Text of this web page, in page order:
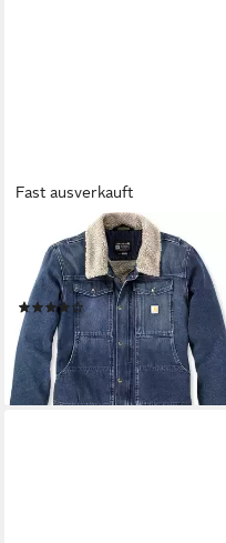
Fast ausverkauft
CARHARTT
Jeansjacke Relaxed Ripstop
106323
(5)
ab 94,19 € UVP 129,99 €
-28%
lieferbar - in 2-3 Werktagen bei dir